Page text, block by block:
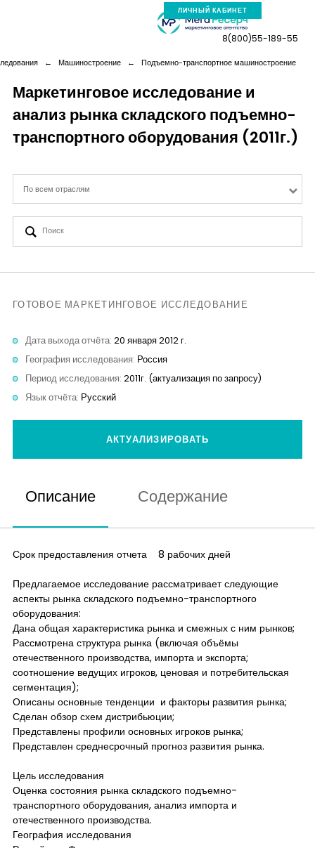
ЛИЧНЫЙ КАБИНЕТ
Компания
Новая реальность
Кейсы
8(800)55-189-55
← Машиностроение ← Подъемно-транспортное машиностроение
Маркетинговое исследование и
анализ рынка складского подъемно-
транспортного оборудования (2011г.)
По всем отраслям
ГОТОВОЕ МАРКЕТИНГОВОЕ ИССЛЕДОВАНИЕ
Дата выхода отчёта: 20 января 2012 г.
География исследования: Россия
Период исследования: 2011г. (актуализация по запросу)
Язык отчёта: Русский
АКТУАЛИЗИРОВАТЬ
Описание Содержание
Срок предоставления отчета 8 рабочих дней
Предлагаемое исследование рассматривает следующие
аспекты рынка складского подъемно-транспортного
оборудования:
Дана общая характеристика рынка и смежных с ним рынков;
Рассмотрена структура рынка (включая объёмы
отечественного производства, импорта и экспорта;
соотношение ведущих игроков, ценовая и потребительская
сегментация);
Описаны основные тенденции и факторы развития рынка;
Сделан обзор схем дистрибьюции;
Представлены профили основных игроков рынка;
Представлен среднесрочный прогноз развития рынка.
Цель исследования
Оценка состояния рынка складского подъемно-
транспортного оборудования, анализ импорта и
отечественного производства.
География исследования